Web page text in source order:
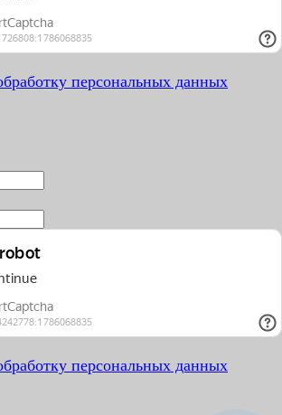
персональных данных
персональных данных